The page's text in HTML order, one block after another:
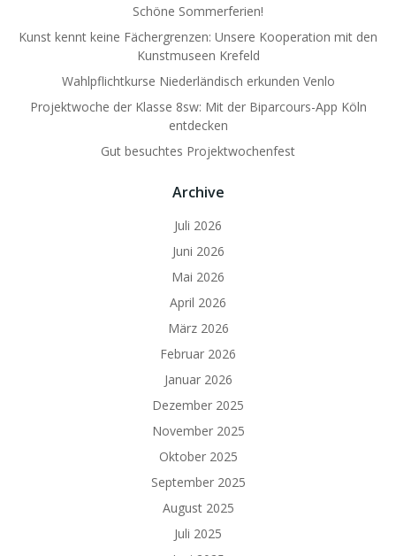
Schöne Sommerferien!
Kunst kennt keine Fächergrenzen: Unsere Kooperation mit den
Kunstmuseen Krefeld
Wahlpflichtkurse Niederländisch erkunden Venlo
Projektwoche der Klasse 8sw: Mit der Biparcours-App Köln
entdecken
Gut besuchtes Projektwochenfest
Archive
Juli 2026
Juni 2026
Mai 2026
April 2026
März 2026
Februar 2026
Januar 2026
Dezember 2025
November 2025
Oktober 2025
September 2025
August 2025
Juli 2025